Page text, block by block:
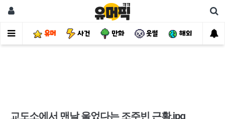
유머 사건 만화 웃썰 해외 핫
교도소에서 맨날 울었다는 조주빈 근황.jpg